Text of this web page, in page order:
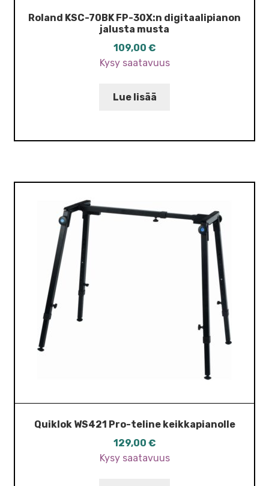
Roland KSC-70BK FP-30X:n digitaalipianon
jalusta musta
109,00 €
Kysy saatavuus
Lue lisää
Quiklok WS421 Pro-teline keikkapianolle
129,00 €
Kysy saatavuus